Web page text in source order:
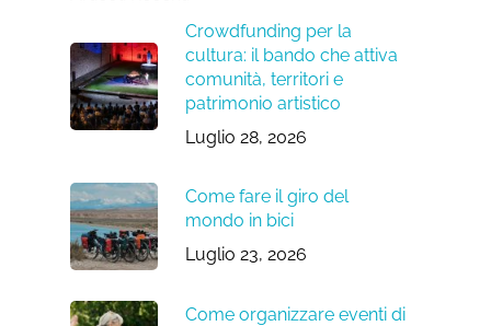
Crowdfunding per la
cultura: il bando che attiva
comunità, territori e
patrimonio artistico
Luglio 28, 2026
Come fare il giro del
mondo in bici
Luglio 23, 2026
Come organizzare eventi di